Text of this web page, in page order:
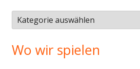
Themen
Wo wir spielen